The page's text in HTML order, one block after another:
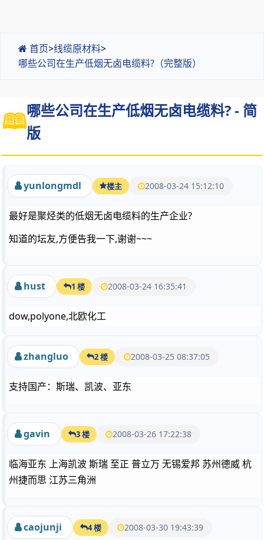
首页>线缆原材料>
哪些公司在生产低烟无卤电缆料?（完整版）
哪些公司在生产低烟无卤电缆料? - 简
版
yunlongmdl 楼主 2008-03-24 15:12:10
最好是聚烃类的低烟无卤电缆料的生产企业?
知道的坛友,方便告我一下,谢谢~~~
hust 1 楼 2008-03-24 16:35:41
dow,polyone,北欧化工
zhangluo 2 楼 2008-03-25 08:37:05
支持国产：斯瑞、凯波、亚东
gavin 3 楼 2008-03-26 17:22:38
临海亚东 上海凯波 斯瑞 至正 普立万 无锡爱邦 苏州德威 杭
州捷而思 江苏三角洲
caojunji 4 楼 2008-03-30 19:43:39